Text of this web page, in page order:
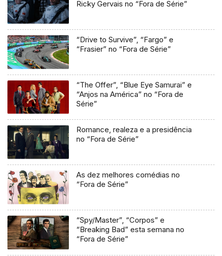
Ricky Gervais no “Fora de Série”
“Drive to Survive”, “Fargo” e
“Frasier” no “Fora de Série”
“The Offer”, “Blue Eye Samurai” e
“Anjos na América” no “Fora de
Série”
Romance, realeza e a presidência
no “Fora de Série”
As dez melhores comédias no
“Fora de Série”
“Spy/Master”, “Corpos” e
“Breaking Bad” esta semana no
“Fora de Série”